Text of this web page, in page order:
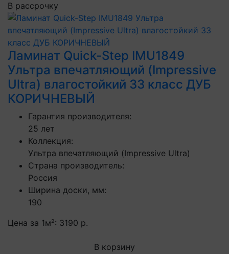
В рассрочку
Ламинат Quick-Step IMU1849
Ультра впечатляющий (Impressive
Ultra) влагостойкий 33 класс ДУБ
КОРИЧНЕВЫЙ
Гарантия производителя:
25 лет
Коллекция:
Ультра впечатляющий (Impressive Ultra)
Страна производитель:
Россия
Ширина доски, мм:
190
Цена за 1м²: 3190 р.
В корзину